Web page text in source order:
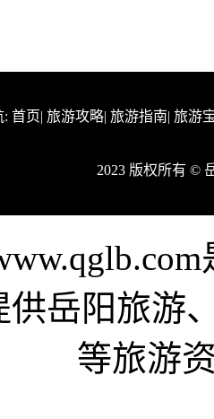
: 首页| 旅游攻略| 旅游指南| 旅游
2023 版权所有 ©
供岳阳旅游
等旅游